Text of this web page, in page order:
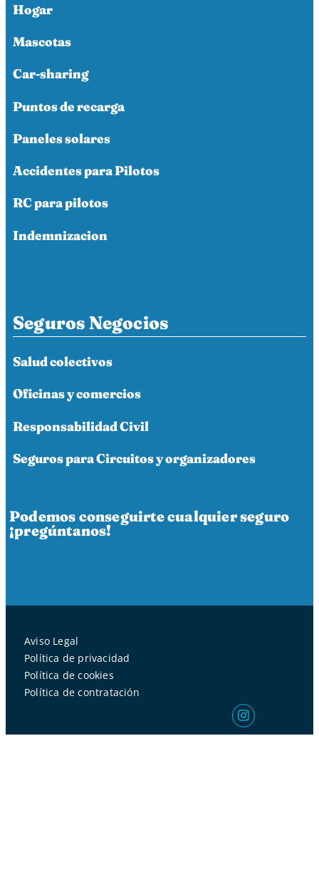
Hogar
Mascotas
Car-sharing
Puntos de recarga
Paneles solares
Accidentes para Pilotos
RC para pilotos
Indemnizacion
Seguros Negocios
Salud colectivos
Oficinas y comercios
Responsabilidad Civil
Seguros para Circuitos y organizadores
Podemos conseguirte cualquier seguro
¡pregúntanos!
Aviso Legal
Política de privacidad
Política de cookies
Política de contratación